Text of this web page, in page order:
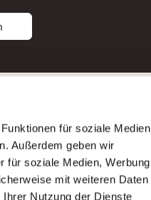
für soziale Medien
Außerdem geben wir
für soziale Medien, Werbung
mit weiteren Daten
Nutzung der Dienste
nach Bundesland
nach Bundesländern